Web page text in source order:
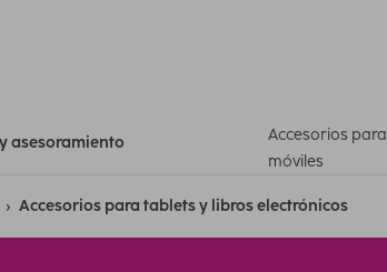
asesoramiento
Accesorios para
móviles
Accesorios para tablets y libros electrónicos